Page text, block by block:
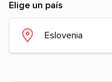
Elige un país